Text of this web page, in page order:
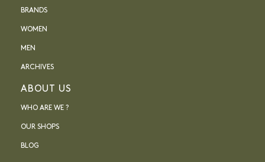
BRANDS
WOMEN
MEN
ARCHIVES
ABOUT US
WHO ARE WE ?
OUR SHOPS
BLOG